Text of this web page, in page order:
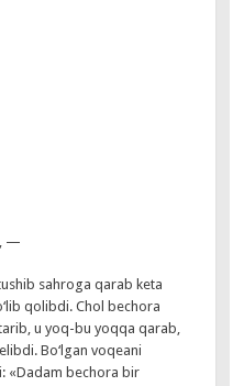
—
sahroga qarab keta
qolibdi. Chol bechora
u yoq-bu yoqqa qarab,
Bo‘lgan voqeani
«Dadam bechora bir